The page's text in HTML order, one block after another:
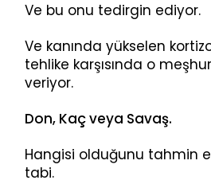
Ve bu onu tedirgin ediyor.
Ve kanında yükselen
tehlike karşısında o
veriyor.
Don, Kaç veya Savaş.
Hangisi olduğunu tahmin
tabi.